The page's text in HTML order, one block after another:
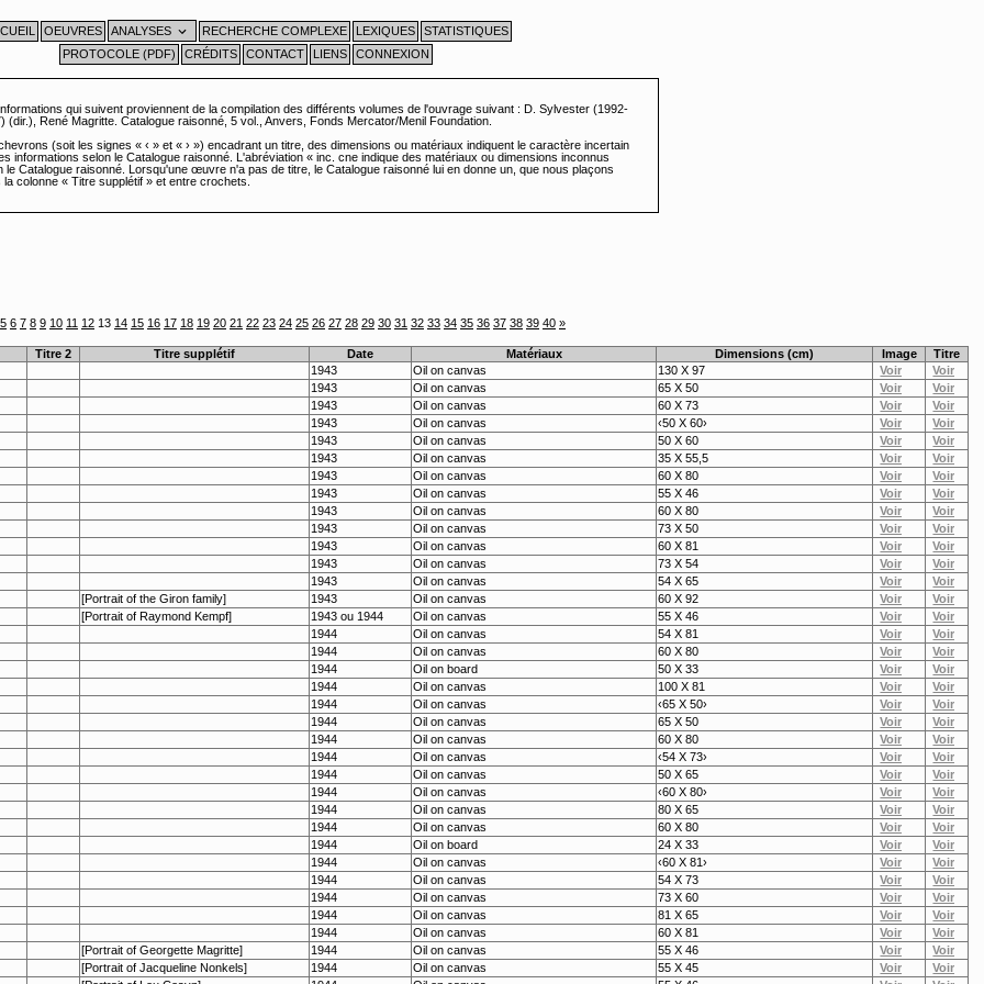
OEUVRES ANALYSES RECHERCHE COMPLEXE LEXIQUES
STATISTIQUES
PROTOCOLE (PDF)
CRÉDITS CONTACT LIENS CONNEXION
qui suivent proviennent de la compilation des différents volumes de l'ouvrage suivant : D. Sylvester (1992-
(dir.), René Magritte. Catalogue raisonné, 5 vol., Anvers, Fonds Mercator/Menil Foundation.
(soit les signes « ‹ » et « › ») encadrant un titre, des dimensions ou matériaux indiquent le caractère incertain
informations selon le Catalogue raisonné. L'abréviation « inc. cne indique des matériaux ou dimensions inconnus
le Catalogue raisonné. Lorsqu'une œuvre n'a pas de titre, le Catalogue raisonné lui en donne un, que nous plaçons
la colonne « Titre supplétif » et entre crochets.
5 6 7 8 9 10 11 12 13 14 15 16 17 18 19 20 21 22 23 24 25 26 27 28 29 30 31 32 33 34 35 36 37 38 39 40 »
Titre 2 Titre supplétif Date Matériaux Dimensions (cm) Image
Titre
1943 Oil on canvas
130 X 97
1943 Oil on canvas
65 X 50
1943 Oil on canvas
60 X 73
1943 Oil on canvas
‹50 X 60›
1943 Oil on canvas
50 X 60
1943 Oil on canvas
35 X 55,5
1943 Oil on canvas
60 X 80
1943 Oil on canvas
55 X 46
1943 Oil on canvas
60 X 80
1943 Oil on canvas
73 X 50
1943 Oil on canvas
60 X 81
1943 Oil on canvas
73 X 54
1943 Oil on canvas
54 X 65
[Portrait of the Giron family] 1943 Oil on canvas
60 X 92
[Portrait of Raymond Kempf] 1943 ou 1944 Oil on canvas
55 X 46
1944 Oil on canvas
54 X 81
1944 Oil on canvas
60 X 80
1944 Oil on board
50 X 33
1944 Oil on canvas
100 X 81
1944 Oil on canvas
‹65 X 50›
1944 Oil on canvas
65 X 50
1944 Oil on canvas
60 X 80
1944 Oil on canvas
‹54 X 73›
1944 Oil on canvas
50 X 65
1944 Oil on canvas
‹60 X 80›
1944 Oil on canvas
80 X 65
1944 Oil on canvas
60 X 80
1944 Oil on board
24 X 33
1944 Oil on canvas
‹60 X 81›
1944 Oil on canvas
54 X 73
1944 Oil on canvas
73 X 60
1944 Oil on canvas
81 X 65
1944 Oil on canvas
60 X 81
[Portrait of Georgette Magritte] 1944 Oil on canvas
55 X 46
[Portrait of Jacqueline Nonkels] 1944 Oil on canvas
55 X 45